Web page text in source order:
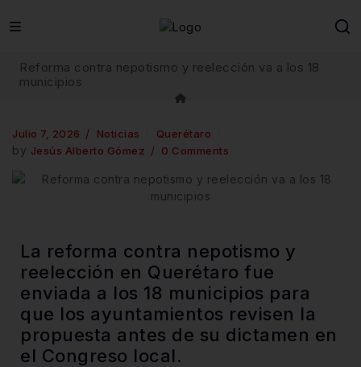
Reforma contra nepotismo y reelección va a los 18
municipios
Julio 7, 2026 Noticias Querétaro
by Jesús Alberto Gómez 0 Comments
La reforma contra nepotismo y
reelección en Querétaro fue
enviada a los 18 municipios para
que los ayuntamientos revisen la
propuesta antes de su dictamen en
el Congreso local.